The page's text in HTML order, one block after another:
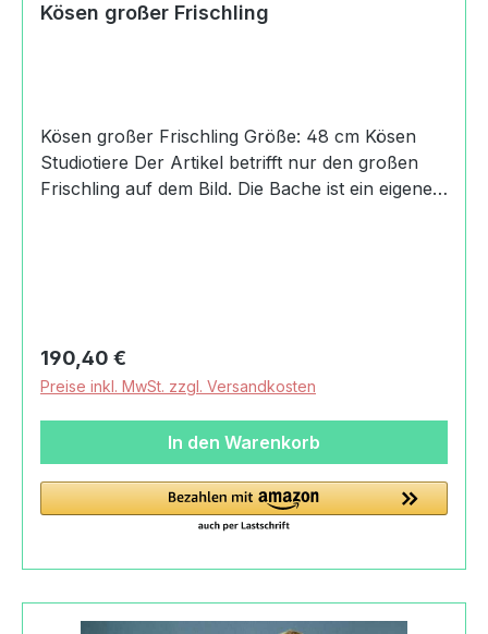
Kösen großer Frischling
Kösen großer Frischling Größe: 48 cm Kösen
Studiotiere Der Artikel betrifft nur den großen
Frischling auf dem Bild. Die Bache ist ein eigener
Spielzeug Manufaktur
GmbHRudelsburgpromenade06628 Bad Kösen,
Deutschland+49 (0) 34463/33-
100info@koesener.de
Regulärer Preis:
190,40 €
Preise inkl. MwSt. zzgl. Versandkosten
In den Warenkorb